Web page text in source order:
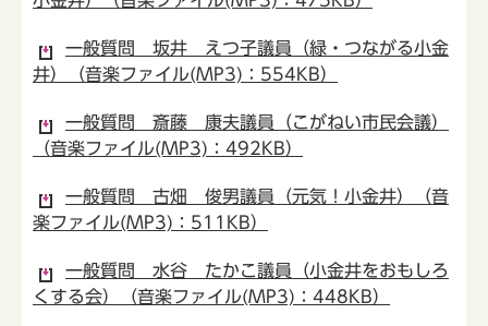
一般質問 坂井 えつ子議員（緑・つながる小金
井）（音楽ファイル(MP3)：554KB）
一般質問 斎藤 康夫議員（こがねい市民会議）
（音楽ファイル(MP3)：492KB）
一般質問 古畑 俊男議員（元気！小金井）（音
楽ファイル(MP3)：511KB）
一般質問 水谷 たかこ議員（小金井をおもしろ
くする会）（音楽ファイル(MP3)：448KB）